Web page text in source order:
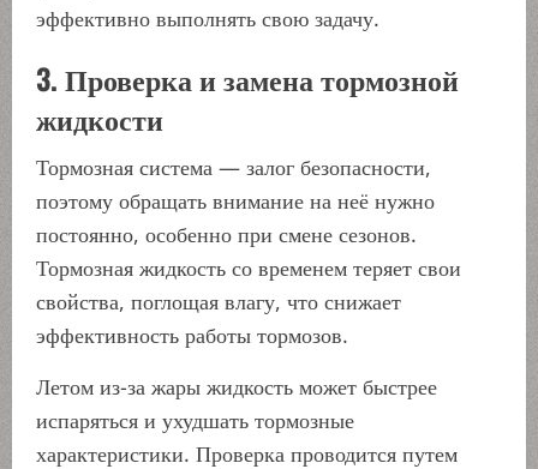
эффективно выполнять свою задачу.
3. Проверка и замена тормозной
жидкости
Тормозная система — залог безопасности,
поэтому обращать внимание на неё нужно
постоянно, особенно при смене сезонов.
Тормозная жидкость со временем теряет свои
свойства, поглощая влагу, что снижает
эффективность работы тормозов.
Летом из-за жары жидкость может быстрее
испаряться и ухудшать тормозные
характеристики. Проверка проводится путем